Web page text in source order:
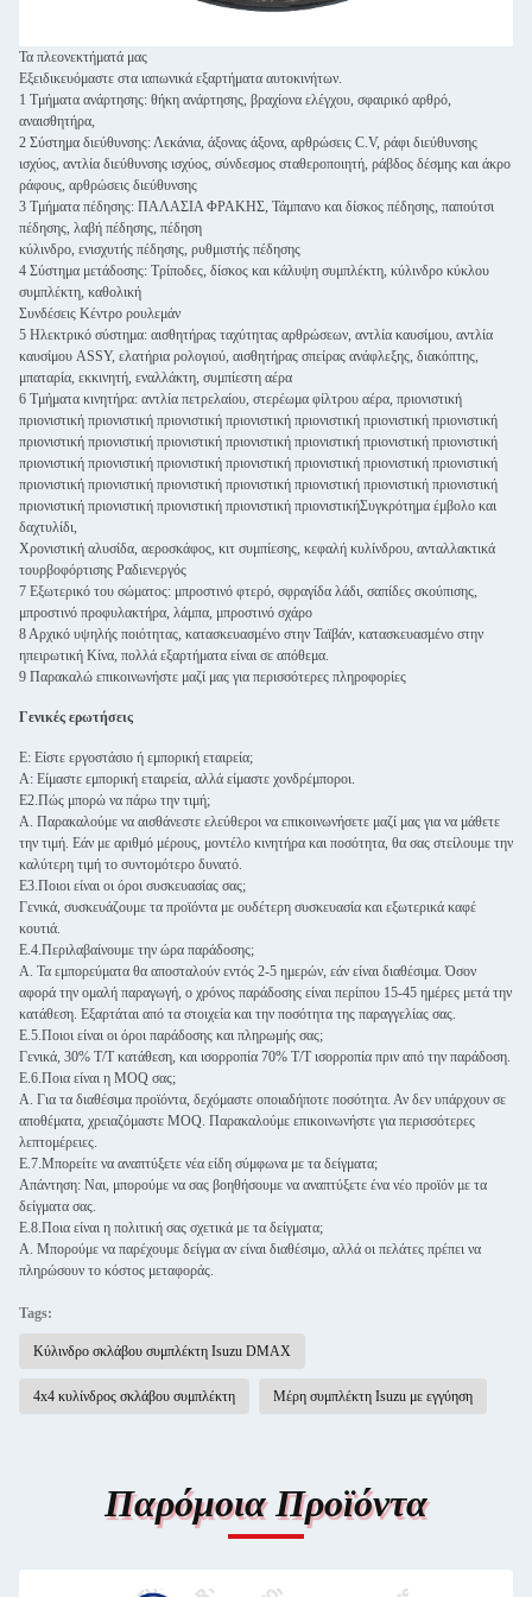
Τα πλεονεκτήματά μας
Εξειδικευόμαστε στα ιαπωνικά εξαρτήματα αυτοκινήτων.
1 Τμήματα ανάρτησης: θήκη ανάρτησης, βραχίονα ελέγχου, σφαιρικό αρθρό,
αναισθητήρα,
2 Σύστημα διεύθυνσης: Λεκάνια, άξονας άξονα, αρθρώσεις C.V, ράφι διεύθυνσης
ισχύος, αντλία διεύθυνσης ισχύος, σύνδεσμος σταθεροποιητή, ράβδος δέσμης και άκρο
ράφους, αρθρώσεις διεύθυνσης
3 Τμήματα πέδησης: ΠΑΛΑΣΙΑ ΦΡΑΚΗΣ, Τάμπανο και δίσκος πέδησης, παπούτσι
πέδησης, λαβή πέδησης, πέδηση
κύλινδρο, ενισχυτής πέδησης, ρυθμιστής πέδησης
4 Σύστημα μετάδοσης: Τρίποδες, δίσκος και κάλυψη συμπλέκτη, κύλινδρο κύκλου
συμπλέκτη, καθολική
Συνδέσεις Κέντρο ρουλεμάν
5 Ηλεκτρικό σύστημα: αισθητήρας ταχύτητας αρθρώσεων, αντλία καυσίμου, αντλία
καυσίμου ASSY, ελατήρια ρολογιού, αισθητήρας σπείρας ανάφλεξης, διακόπτης,
μπαταρία, εκκινητή, εναλλάκτη, συμπίεστη αέρα
6 Τμήματα κινητήρα: αντλία πετρελαίου, στερέωμα φίλτρου αέρα, πριονιστική
πριονιστική πριονιστική πριονιστική πριονιστική πριονιστική πριονιστική πριονιστική
πριονιστική πριονιστική πριονιστική πριονιστική πριονιστική πριονιστική πριονιστική
πριονιστική πριονιστική πριονιστική πριονιστική πριονιστική πριονιστική πριονιστική
πριονιστική πριονιστική πριονιστική πριονιστική πριονιστική πριονιστική πριονιστική
πριονιστική πριονιστική πριονιστική πριονιστική πριονιστικήΣυγκρότημα έμβολο και
δαχτυλίδι,
Χρονιστική αλυσίδα, αεροσκάφος, κιτ συμπίεσης, κεφαλή κυλίνδρου, ανταλλακτικά
τουρβοφόρτισης Ραδιενεργός
7 Εξωτερικό του σώματος: μπροστινό φτερό, σφραγίδα λάδι, σαπίδες σκούπισης,
μπροστινό προφυλακτήρα, λάμπα, μπροστινό σχάρο
8 Αρχικό υψηλής ποιότητας, κατασκευασμένο στην Ταϊβάν, κατασκευασμένο στην
ηπειρωτική Κίνα, πολλά εξαρτήματα είναι σε απόθεμα.
9 Παρακαλώ επικοινωνήστε μαζί μας για περισσότερες πληροφορίες
Γενικές ερωτήσεις
Ε: Είστε εργοστάσιο ή εμπορική εταιρεία;
Α: Είμαστε εμπορική εταιρεία, αλλά είμαστε χονδρέμποροι.
Ε2.Πώς μπορώ να πάρω την τιμή;
Α. Παρακαλούμε να αισθάνεστε ελεύθεροι να επικοινωνήσετε μαζί μας για να μάθετε
την τιμή. Εάν με αριθμό μέρους, μοντέλο κινητήρα και ποσότητα, θα σας στείλουμε την
καλύτερη τιμή το συντομότερο δυνατό.
Ε3.Ποιοι είναι οι όροι συσκευασίας σας;
Γενικά, συσκευάζουμε τα προϊόντα με ουδέτερη συσκευασία και εξωτερικά καφέ
κουτιά.
Ε.4.Περιλαβαίνουμε την ώρα παράδοσης;
Α. Τα εμπορεύματα θα αποσταλούν εντός 2-5 ημερών, εάν είναι διαθέσιμα. Όσον
αφορά την ομαλή παραγωγή, ο χρόνος παράδοσης είναι περίπου 15-45 ημέρες μετά την
κατάθεση. Εξαρτάται από τα στοιχεία και την ποσότητα της παραγγελίας σας.
Ε.5.Ποιοι είναι οι όροι παράδοσης και πληρωμής σας;
Γενικά, 30% T/T κατάθεση, και ισορροπία 70% T/T ισορροπία πριν από την παράδοση.
Ε.6.Ποια είναι η MOQ σας;
Α. Για τα διαθέσιμα προϊόντα, δεχόμαστε οποιαδήποτε ποσότητα. Αν δεν υπάρχουν σε
αποθέματα, χρειαζόμαστε MOQ. Παρακαλούμε επικοινωνήστε για περισσότερες
λεπτομέρειες.
Ε.7.Μπορείτε να αναπτύξετε νέα είδη σύμφωνα με τα δείγματα;
Απάντηση: Ναι, μπορούμε να σας βοηθήσουμε να αναπτύξετε ένα νέο προϊόν με τα
δείγματα σας.
Ε.8.Ποια είναι η πολιτική σας σχετικά με τα δείγματα;
Α. Μπορούμε να παρέχουμε δείγμα αν είναι διαθέσιμο, αλλά οι πελάτες πρέπει να
πληρώσουν το κόστος μεταφοράς.
Tags:
Κύλινδρο σκλάβου συμπλέκτη Isuzu DMAX
4x4 κυλίνδρος σκλάβου συμπλέκτη Μέρη συμπλέκτη Isuzu με εγγύηση
Παρόμοια Προϊόντα